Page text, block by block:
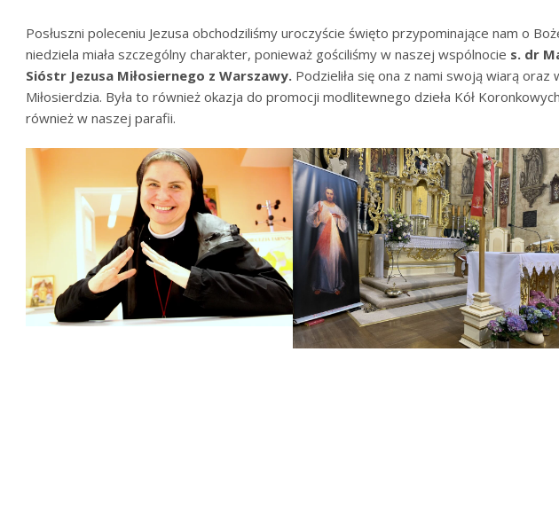
Posłuszni poleceniu Jezusa obchodziliśmy uroczyście święto przypominające nam o
niedziela miała szczególny charakter, ponieważ gościliśmy w naszej wspólnocie s. dr
Sióstr Jezusa Miłosiernego z Warszawy. Podzieliła się ona z nami swoją wiarą
Miłosierdzia. Była to również okazja do promocji modlitewnego dzieła Kół
również w naszej parafii.